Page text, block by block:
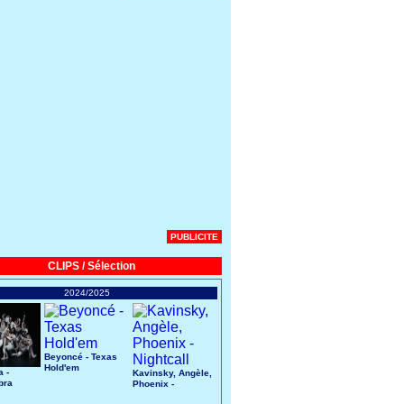
PUBLICITE
CLIPS / Sélection
2024/2025
-
Beyoncé - Texas
Hold'em
Kavinsky, Angèle,
Phoenix -